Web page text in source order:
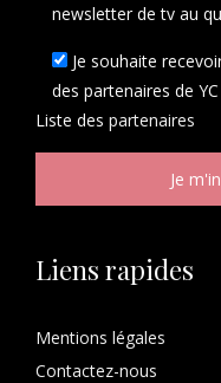
newsletter de tv au
Je souhaite
des partenaires de
Liste des partenaires
Liens rapides
Mentions légales
Contactez-nous